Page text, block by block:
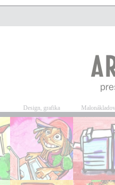
Design, grafika